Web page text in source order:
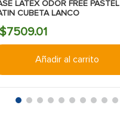
LATEX ODOR FREE PASTEL
CUBETA LANCO
7509.01
Añadir al carrito